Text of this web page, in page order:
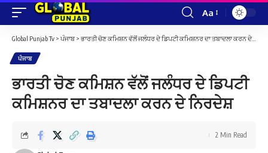
Font
Aa
Global Punjab Tv > ਪੰਜਾਬ > ਭਾਰਤੀ ਚੋਣ ਕਮਿਸ਼ਨ ਵੱਲੋਂ ਜਲੰਧਰ ਦੇ ਡਿਪਟੀ ਕਮਿਸ਼ਨਰ ਦਾ ਤਬਾਦਲਾ ਕਰਨ ਦੇ ਨਿਰਦੇਸ਼
ਪੰਜਾਬ
ਭਾਰਤੀ ਚੋਣ ਕਮਿਸ਼ਨ ਵੱਲੋਂ ਜਲੰਧਰ ਦੇ ਡਿਪਟੀ
ਕਮਿਸ਼ਨਰ ਦਾ ਤਬਾਦਲਾ ਕਰਨ ਦੇ ਨਿਰਦੇਸ਼
2 Min Read